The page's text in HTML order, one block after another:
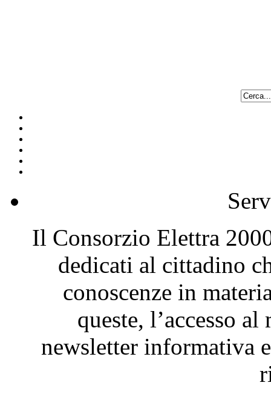
Il Consorzio Elettra
dedicati al cittadino
conoscenze in
queste, l’accesso
newsletter informativa